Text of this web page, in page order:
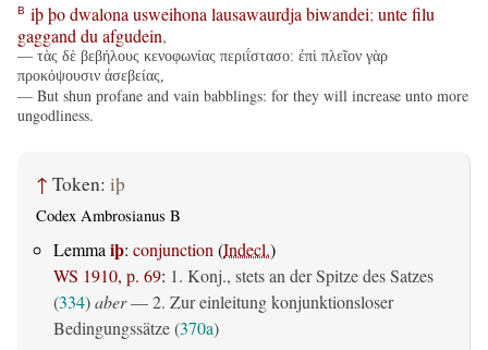
B iþþodwalona usweihona lausawaurdja biwandei; untefilu
gaggand du afgudein,
— τὰς δὲ βεβήλους κενοφωνίας περιΐστασο: ἐπὶ πλεῖον γὰρ
προκόψουσιν ἀσεβείας,
— But shun profane and vain babblings: for they will increase unto more
ungodliness.
↑ Token: iþ
Codex Ambrosianus B
Lemma iþ: conjunction (Indecl.)
WS 1910, p. 69: 1. Konj., stets an der Spitze des Satzes
(334)aber— 2. Zur einleitung konjunktionsloser
Bedingungssätze (370a)